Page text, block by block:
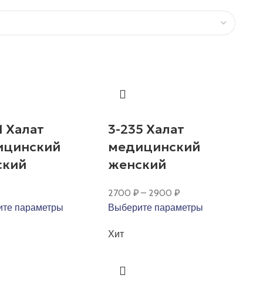
Халат
параметры
3-235 Халат
медицинский
женский
2700 ₽– 2900 ₽
Выберите параметры
Хит